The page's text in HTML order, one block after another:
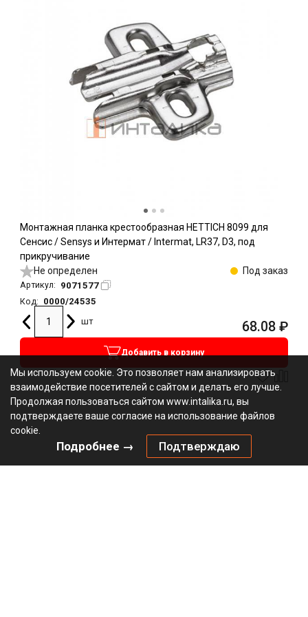
Монтажная планка крестообразная HETTICH 8099 для
Сенсис / Sensys и Интермат / Intermat, LR37, D3, под
прикручивание
Не определен
Под заказ
Артикул: 9071577
Код:
0000/24535
шт
68.08 ₽
Добавить в корзину
Мы используем cookie. Это позволяет нам анализировать
взаимодействие посетителей с сайтом и делать его лучше.
Продолжая пользоваться сайтом www.intalika.ru, вы
подтверждаете ваше согласие на использование файлов
cookie.
Подробнее → Подтверждаю